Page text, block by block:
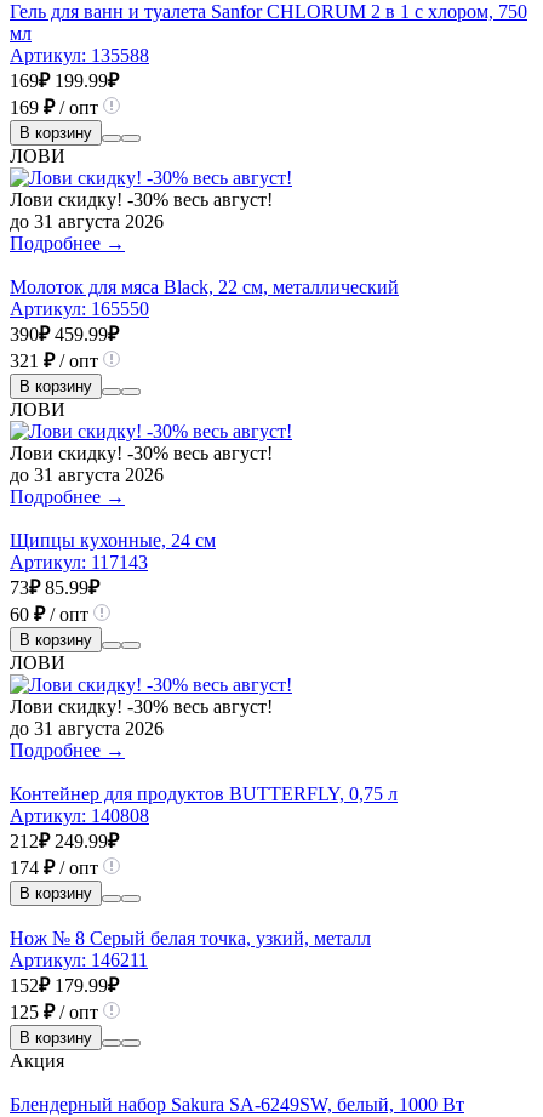
Гель для ванн и туалета Sanfor CHLORUM 2 в 1 с хлором, 750
мл
Артикул: 135588
169₽ 199.99₽
169 ₽/ опт
В корзину
ЛОВИ
Лови скидку! -30% весь август!
до 31 августа 2026
Подробнее →
Молоток для мяса Black, 22 см, металлический
Артикул: 165550
390₽ 459.99₽
321 ₽/ опт
В корзину
ЛОВИ
Лови скидку! -30% весь август!
до 31 августа 2026
Подробнее →
Щипцы кухонные, 24 см
Артикул: 117143
73₽ 85.99₽
60 ₽/ опт
В корзину
ЛОВИ
Лови скидку! -30% весь август!
до 31 августа 2026
Подробнее →
Контейнер для продуктов BUTTERFLY, 0,75 л
Артикул: 140808
212₽ 249.99₽
174 ₽/ опт
В корзину
Нож № 8 Серый белая точка, узкий, металл
Артикул: 146211
152₽ 179.99₽
125 ₽/ опт
В корзину
Акция
Блендерный набор Sakura SA-6249SW, белый, 1000 Вт